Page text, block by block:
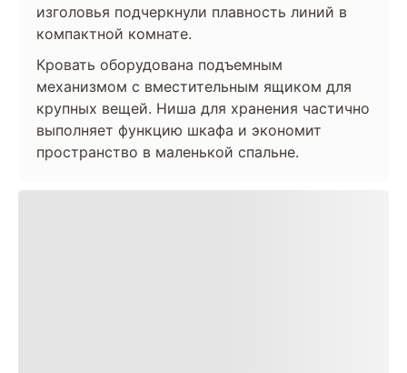
изголовья подчеркнули плавность линий в
компактной комнате.
Кровать оборудована подъемным
механизмом с вместительным ящиком для
крупных вещей. Ниша для хранения частично
выполняет функцию шкафа и экономит
пространство в маленькой спальне.